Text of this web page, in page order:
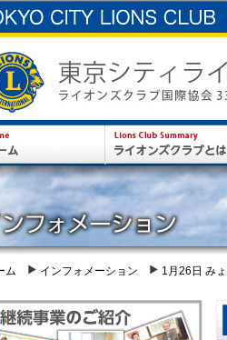
ム インフォメーション 1月26日 み